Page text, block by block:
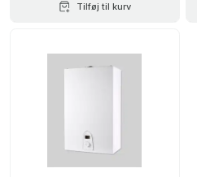
Tilføj til kurv